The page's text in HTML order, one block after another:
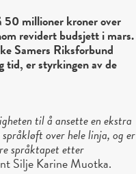
millioner kroner over
revidert budsjett i mars.
Samers Riksforbund
tid, er styrkingen av de
til å ansette en ekstra
over hele linja, og er
språktapet etter
Silje Karine Muotka.